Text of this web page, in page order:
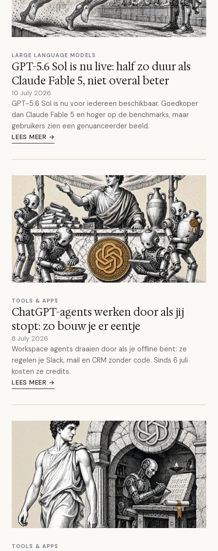
LARGE LANGUAGE MODELS
GPT-5.6 Sol is nu live: half zo duur als
Claude Fable 5, niet overal beter
10 July 2026
GPT-5.6 Sol is nu voor iedereen beschikbaar. Goedkoper
dan Claude Fable 5 en hoger op de benchmarks, maar
gebruikers zien een genuanceerder beeld.
LEES MEER →
TOOLS & APPS
ChatGPT-agents werken door als jij
stopt: zo bouw je er eentje
8 July 2026
Workspace agents draaien door als je offline bent: ze
regelen je Slack, mail en CRM zonder code. Sinds 6 juli
kosten ze credits.
LEES MEER →
TOOLS & APPS